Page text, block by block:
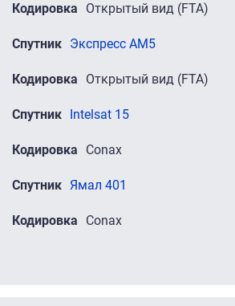
Кодировка Открытый вид (FTA)
Спутник Экспресс AM5
Кодировка Открытый вид (FTA)
Спутник Intelsat 15
Кодировка Conax
Спутник Ямал 401
Кодировка Conax